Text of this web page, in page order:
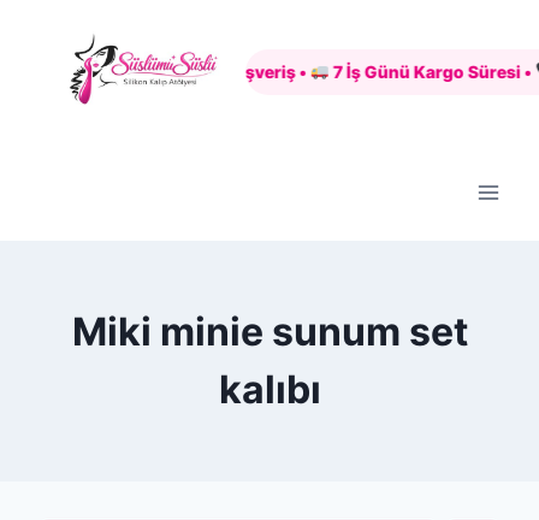
content
Güvenli Alışveriş • 7 İş Günü Kargo Süresi •
Miki minie sunum set
kalıbı